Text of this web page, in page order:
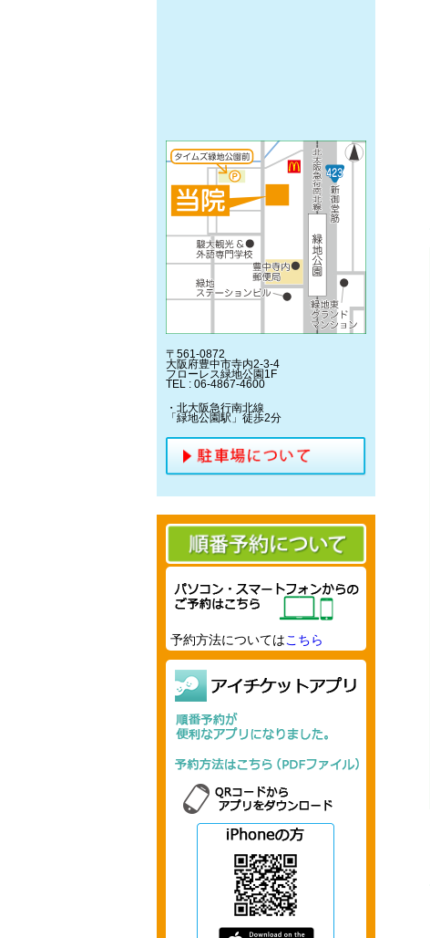
〒561-0872
大阪府豊中市寺内2-3-4
フローレス緑地公園1F
TEL : 06-4867-4600
・北大阪急行南北線
「緑地公園駅」徒歩2分
予約方法についてはこちら